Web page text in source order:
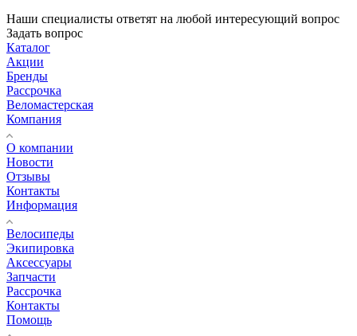
Наши специалисты ответят на любой интересующий вопрос
Задать вопрос
Каталог
Акции
Бренды
Рассрочка
Веломастерская
Компания
О компании
Новости
Отзывы
Контакты
Информация
Велосипеды
Экипировка
Аксессуары
Запчасти
Рассрочка
Контакты
Помощь